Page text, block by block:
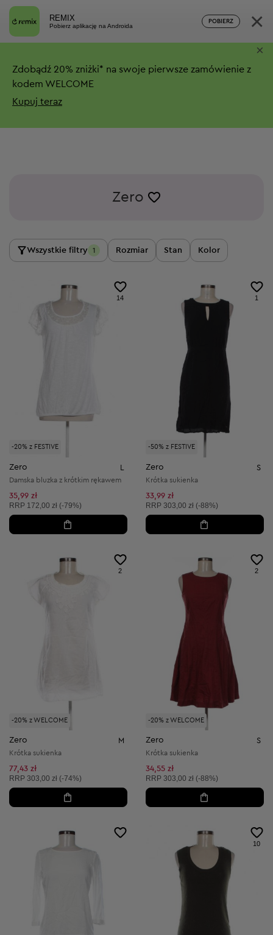
REMIX
Pobierz aplikację na Androida
POBIERZ ×
Zdobądź 20% zniżki* na swoje pierwsze zamówienie z
kodem WELCOME
Kupuj teraz
×
Zero
Wszystkie filtry 1 Rozmiar Stan Kolor
-20% z FESTIVE
14
Zero
Damska bluzka z krótkim rękawem
35,99 zł
Cena sugerowana:
RRP 172,00 zł (-79%)
-50% z FESTIVE
1
Zero S
Krótka sukienka
33,99 zł
Cena sugerowana:
RRP 303,00 zł (-88%)
-20% z WELCOME
2
Zero M
Krótka sukienka
77,43 zł
Cena sugerowana:
RRP 303,00 zł (-74%)
-20% z WELCOME
2
Zero S
Krótka sukienka
34,55 zł
Cena sugerowana:
RRP 303,00 zł (-88%)
10